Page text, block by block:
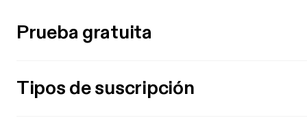
Prueba gratuita
Tipos de suscripción